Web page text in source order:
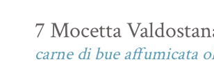
7 Mocetta
carne di bue affumicata